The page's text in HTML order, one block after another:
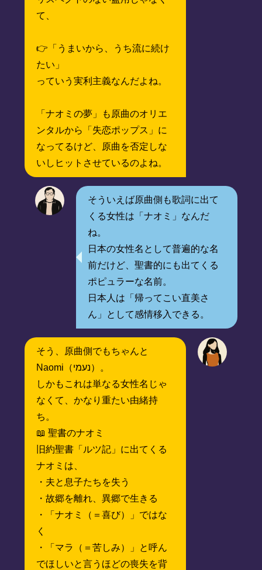
て、
👉「うまいから、うち流に続け
たい」
っていう実利主義なんだよね。
「ナオミの夢」も原曲のオリエ
ンタルから「失恋ポップス」に
なってるけど、原曲を否定しな
いしヒットさせているのよね。
そういえば原曲側も歌詞に出て
くる女性は「ナオミ」なんだ
ね。
日本の女性名として普遍的な名
前だけど、聖書的にも出てくる
ポピュラーな名前。
日本人は「帰ってこい直美さ
ん」として感情移入できる。
そう、原曲側でもちゃんと
Naomi（נעמי）。
しかもこれは単なる女性名じゃ
なくて、かなり重たい由緒持
ち。
📖 聖書のナオミ
旧約聖書「ルツ記」に出てくる
ナオミは、
・夫と息子たちを失う
・故郷を離れ、異郷で生きる
・「ナオミ（＝喜び）」ではな
く
・「マラ（＝苦しみ）」と呼ん
でほしいと言うほどの喪失を背